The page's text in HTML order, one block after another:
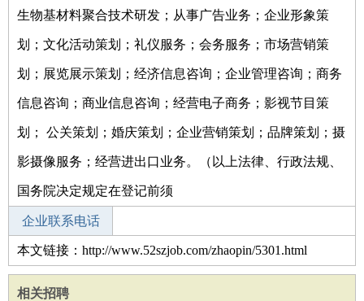
生物基材料聚合技术研发；从事广告业务；企业形象策
划；文化活动策划；礼仪服务；会务服务；市场营销策
划；展览展示策划；经济信息咨询；企业管理咨询；商务
信息咨询；商业信息咨询；经营电子商务；影视节目策
划； 公关策划；婚庆策划；企业营销策划；品牌策划；摄
影摄像服务；经营进出口业务。（以上法律、行政法规、
国务院决定规定在登记前须
企业联系电话
本文链接：http://www.52szjob.com/zhaopin/5301.html
相关招聘